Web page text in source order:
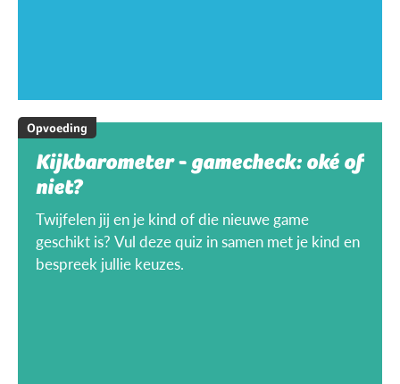
Opvoeding
Kijkbarometer - gamecheck: oké of
niet?
Twijfelen jij en je kind of die nieuwe game
geschikt is? Vul deze quiz in samen met je kind en
bespreek jullie keuzes.